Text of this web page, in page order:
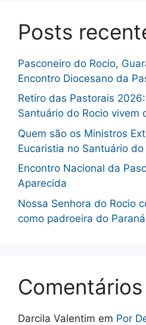
Posts
Pasconeiro do Rocio,
Encontro Diocesano da
Retiro das Pastorais
Santuário do Rocio vivem
Quem são os Ministros
Eucaristia no Santuário do
Encontro Nacional da
Aparecida
Nossa Senhora do Rocio
como padroeira do Paraná
Comentários
Darcila Valentim em Por